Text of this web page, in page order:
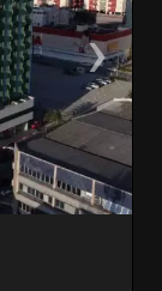
›Next